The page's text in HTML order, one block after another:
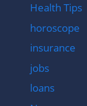
Health Tips
horoscope
insurance
jobs
loans